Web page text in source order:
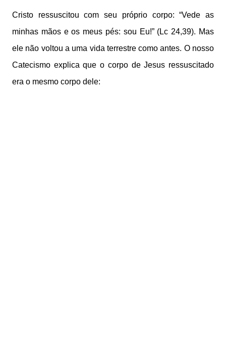
Cristo ressuscitou com seu próprio corpo: “Vede as
minhas mãos e os meus pés: sou Eu!” (Lc 24,39). Mas
ele não voltou a uma vida terrestre como antes. O nosso
Catecismo explica que o corpo de Jesus ressuscitado
era o mesmo corpo dele: